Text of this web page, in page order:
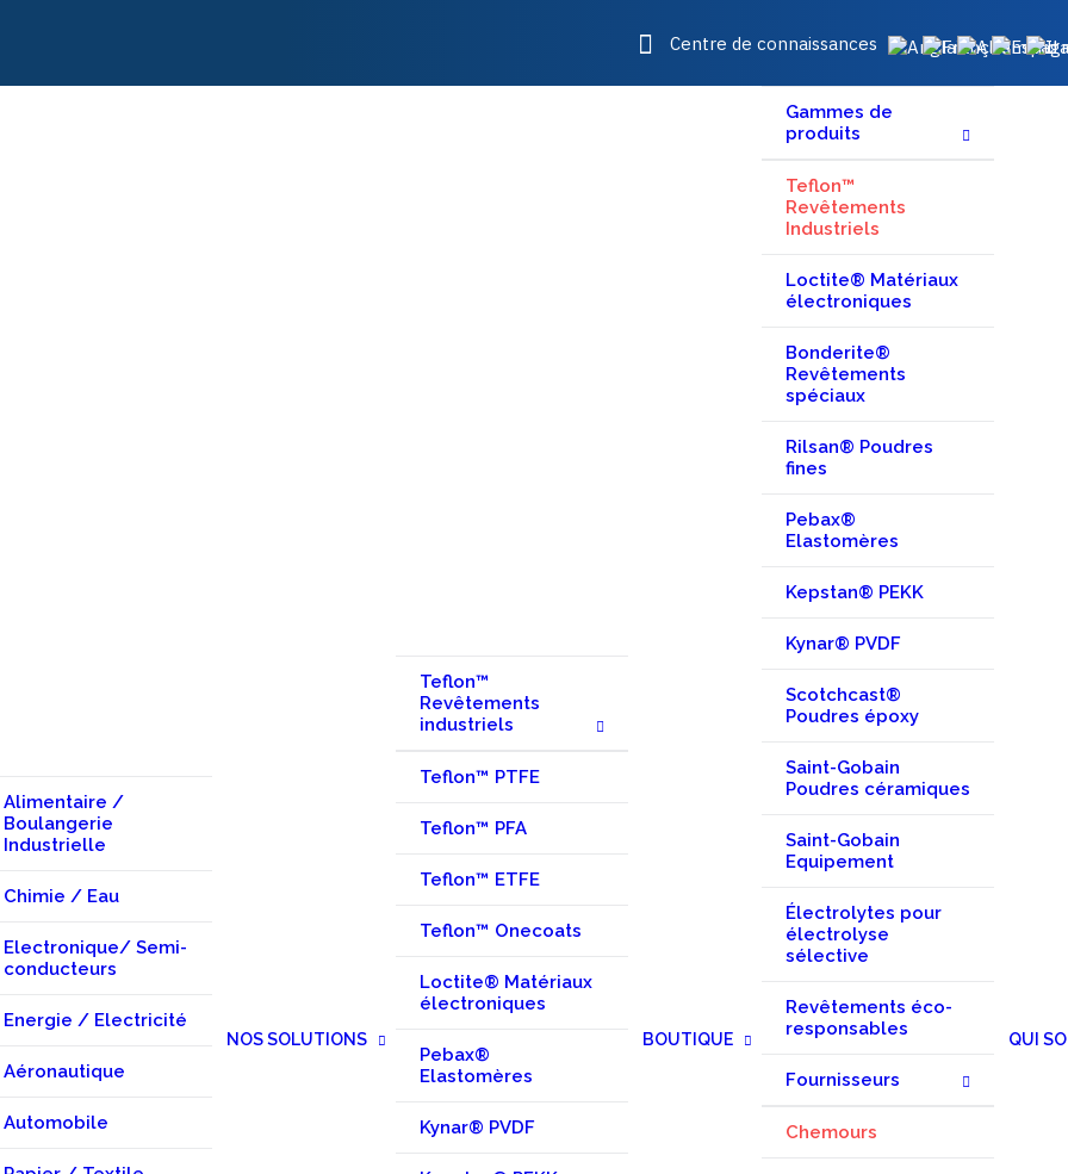
Centre de connaissances
Alimentaire /
Boulangerie
Industrielle
Chimie / Eau
Electronique/ Semi-
conducteurs
Energie / Electricité
Aéronautique
Automobile
NOS SOLUTIONS
Teflon™
Revêtements
industriels
Teflon™ PTFE
Teflon™ PFA
Teflon™ ETFE
Teflon™ Onecoats
Loctite® Matériaux
électroniques
Pebax®
Elastomères
Kynar® PVDF
BOUTIQUE
Gammes de
produits
Teflon™
Revêtements
Industriels
Loctite® Matériaux
électroniques
Bonderite®
Revêtements
spéciaux
Rilsan® Poudres
fines
Pebax®
Elastomères
Kepstan® PEKK
Kynar® PVDF
Scotchcast®
Poudres époxy
Saint-Gobain
Poudres céramiques
Saint-Gobain
Equipement
Électrolytes pour
électrolyse
sélective
Revêtements éco-
responsables
Fournisseurs
Chemours
QUI